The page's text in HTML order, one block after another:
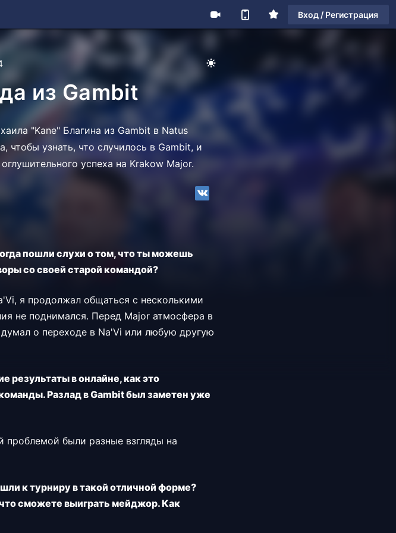
Вход / Регистрация
из Gambit
"Kane" Благина из Gambit в Natus
чтобы узнать, что случилось в Gambit, и
успеха на Krakow Major.
пошли слухи о том, что ты можешь
со своей старой командой?
я продолжал общаться с несколькими
не поднимался. Перед Major атмосфера в
о переходе в Na'Vi или любую другую
результаты в онлайне, как это
Разлад в Gambit был заметен уже
проблемой были разные взгляды на
к турниру в такой отличной форме?
сможете выиграть мейджор. Как